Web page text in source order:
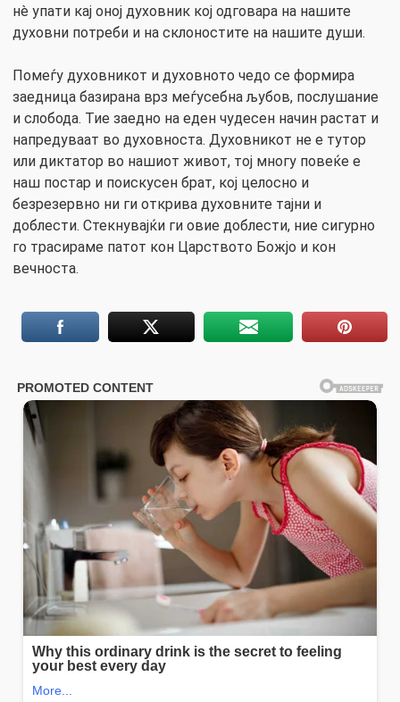
нè упати кај оној духовник кој одговара на нашите
духовни потреби и на склоностите на нашите души.
Помеѓу духовникот и духовното чедо се формира
заедница базирана врз меѓусебна љубов, послушание
и слобода. Тие заедно на еден чудесен начин растат и
напредуваат во духовноста. Духовникот не е тутор
или диктатор во нашиот живот, тој многу повеќе е
наш постар и поискусен брат, кој целосно и
безрезервно ни ги открива духовните тајни и
доблести. Стекнувајќи ги овие доблести, ние сигурно
го трасираме патот кон Царството Божјо и кон
вечноста.